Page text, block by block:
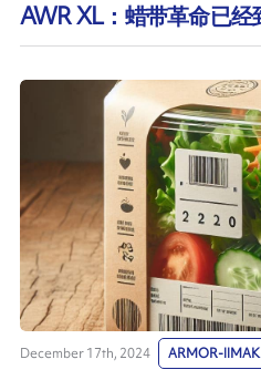
AWR XL：蜡带革命已经
December 17th, 2024 ARMOR-IIMAK